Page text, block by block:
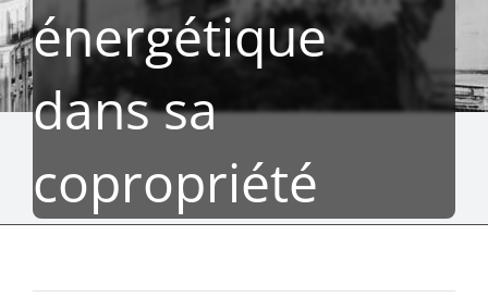
énergétique
dans sa
copropriété